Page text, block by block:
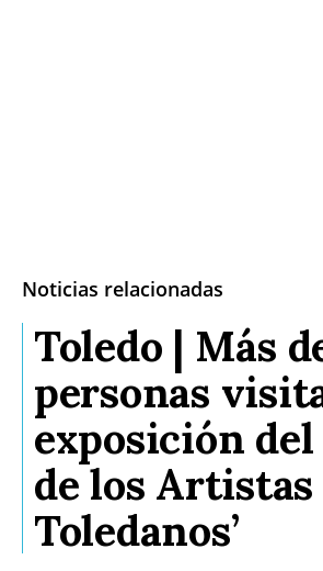
Noticias relacionadas
Toledo | Más
personas
exposición del
de los Artistas
Toledanos’